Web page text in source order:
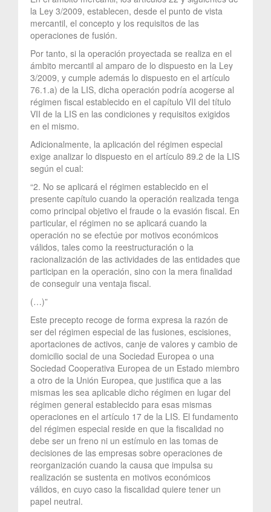
la Ley 3/2009, establecen, desde el punto de vista
mercantil, el concepto y los requisitos de las
operaciones de fusión.
Por tanto, si la operación proyectada se realiza en el
ámbito mercantil al amparo de lo dispuesto en la Ley
3/2009, y cumple además lo dispuesto en el artículo
76.1.a) de la LIS, dicha operación podría acogerse al
régimen fiscal establecido en el capítulo VII del título
VII de la LIS en las condiciones y requisitos exigidos
en el mismo.
Adicionalmente, la aplicación del régimen especial
exige analizar lo dispuesto en el artículo 89.2 de la LIS
según el cual:
“2. No se aplicará el régimen establecido en el
presente capítulo cuando la operación realizada tenga
como principal objetivo el fraude o la evasión fiscal. En
particular, el régimen no se aplicará cuando la
operación no se efectúe por motivos económicos
válidos, tales como la reestructuración o la
racionalización de las actividades de las entidades que
participan en la operación, sino con la mera finalidad
de conseguir una ventaja fiscal.
(…)”
Este precepto recoge de forma expresa la razón de
ser del régimen especial de las fusiones, escisiones,
aportaciones de activos, canje de valores y cambio de
domicilio social de una Sociedad Europea o una
Sociedad Cooperativa Europea de un Estado miembro
a otro de la Unión Europea, que justifica que a las
mismas les sea aplicable dicho régimen en lugar del
régimen general establecido para esas mismas
operaciones en el artículo 17 de la LIS. El fundamento
del régimen especial reside en que la fiscalidad no
debe ser un freno ni un estímulo en las tomas de
decisiones de las empresas sobre operaciones de
reorganización cuando la causa que impulsa su
realización se sustenta en motivos económicos
válidos, en cuyo caso la fiscalidad quiere tener un
papel neutral.